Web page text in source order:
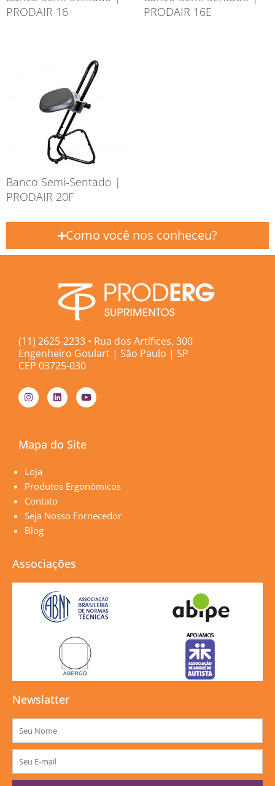
PRODAIR 16
PRODAIR 16E
Banco Semi-Sentado |
PRODAIR 20F
Como você nos conheceu?
(11) 2625-2233 • Rua dos Artífices, 300
Engenheiro Goulart | São Paulo | SP
CEP 03725-030
I
n
s
r
a
L
i
n
i
n
Y
o
u
e
Mapa do Site
Loja
Produtos Ergonômicos
Contato
Seja Nosso Fornecedor
Blog
Associações
Newslatter
Nome
mail